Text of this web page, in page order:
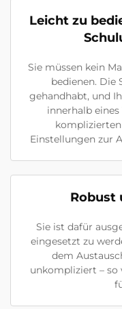
Leicht zu
Sie müssen kein
bedienen. Die
gehandhabt, und
innerhalb
Einstellungen zur
Robust
Sie ist dafür
eingesetzt zu
dem
unkompliziert – so